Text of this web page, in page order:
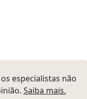
especialistas não
Saiba mais.